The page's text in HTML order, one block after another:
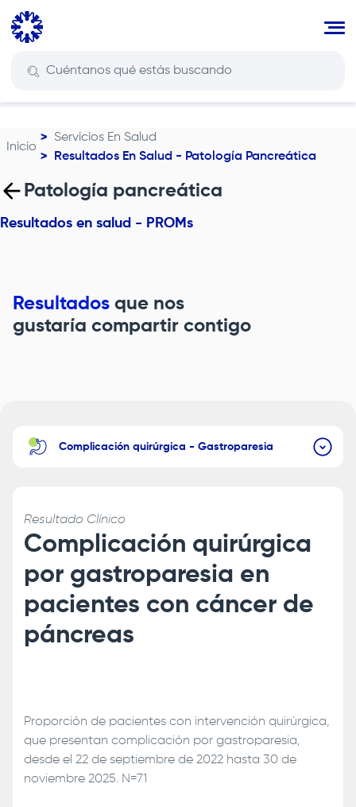
Pasar
principal
navegación
Inicio
Servicios En Salud
Resultados En Salud - Patología Pancreática
Patología pancreática
Resultados en salud - PROMs
Resultados que nos
gustaría compartir contigo
Complicación quirúrgica - Gastroparesia
Resultado Clínico
Complicación quirúrgica
por gastroparesia en
pacientes con cáncer de
páncreas
Proporción de pacientes con intervención quirúrgica,
que presentan complicación por gastroparesia,
desde el 22 de septiembre de 2022 hasta 30 de
noviembre 2025. N=71